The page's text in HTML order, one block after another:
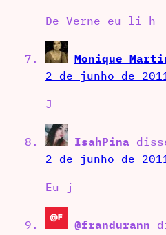
De Verne eu li h
Monique
2 de junho de
J
IsahPina
2 de junho de
Eu j
@frandurann